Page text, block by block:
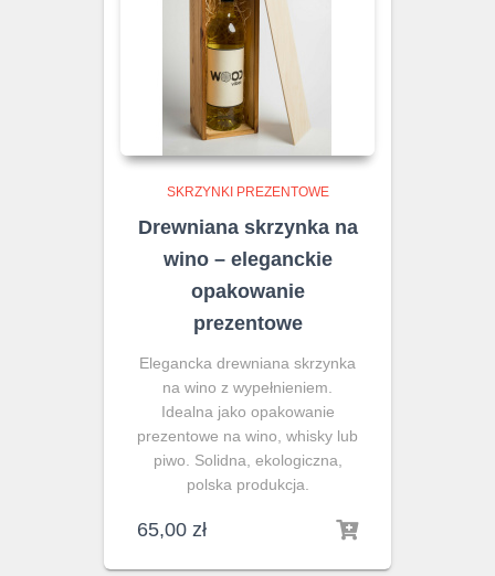
SKRZYNKI PREZENTOWE
Drewniana skrzynka na
wino – eleganckie
opakowanie
prezentowe
Elegancka drewniana skrzynka
na wino z wypełnieniem.
Idealna jako opakowanie
prezentowe na wino, whisky lub
piwo. Solidna, ekologiczna,
polska produkcja.
65,00 zł